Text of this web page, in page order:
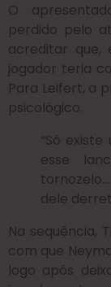
O
perdido pelo
acreditar que,
jogador teria
Para Leifert, a
psicológico.
“Só
esse
dele
Na sequência,
com que
logo após